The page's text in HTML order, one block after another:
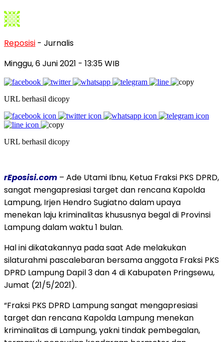
Reposisi - Jurnalis
Minggu, 6 Juni 2021 - 13:35 WIB
URL berhasil dicopy
URL berhasil dicopy
rEposisi.com – Ade Utami Ibnu, Ketua Fraksi PKS DPRD,
sangat mengapresiasi target dan rencana Kapolda
Lampung, Irjen Hendro Sugiatno dalam upaya
menekan laju kriminalitas khususnya begal di Provinsi
Lampung dalam waktu 1 bulan.
Hal ini dikatakannya pada saat Ade melakukan
silaturahmi pascalebaran bersama anggota Fraksi PKS
DPRD Lampung Dapil 3 dan 4 di Kabupaten Pringsewu,
Jumat (21/5/2021).
“Fraksi PKS DPRD Lampung sangat mengapresiasi
target dan rencana Kapolda Lampung menekan
kriminalitas di Lampung, yakni tindak pembegalan,